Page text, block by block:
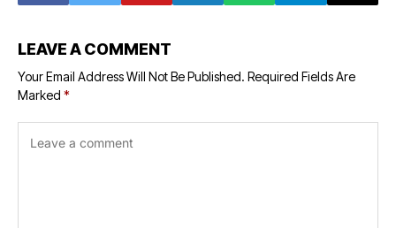
LEAVE A COMMENT
Your Email Address Will Not Be Published. Required Fields Are
Marked *